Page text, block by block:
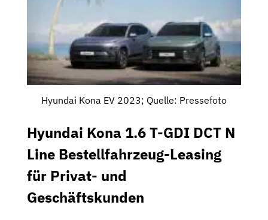
Hyundai Kona EV 2023; Quelle: Pressefoto
Hyundai Kona 1.6 T-GDI DCT N
Line Bestellfahrzeug-Leasing
für Privat- und
Geschäftskunden